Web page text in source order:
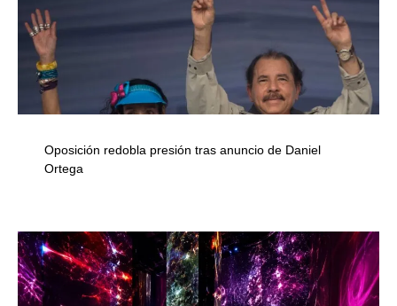
Oposición redobla presión tras anuncio de Daniel
Ortega